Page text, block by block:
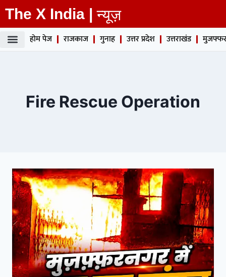
The X India | न्यूज़
होम पेज राजकाज गुनाह उत्तर प्रदेश उत्तराखंड
Fire Rescue Operation